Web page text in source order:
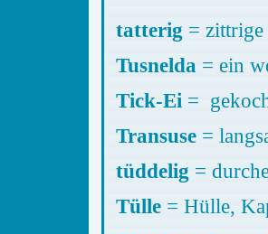
tatterig = zittrige
Tusnelda = ein
Tick-Ei =
Transuse =
tüddelig =
Tülle = Hülle,